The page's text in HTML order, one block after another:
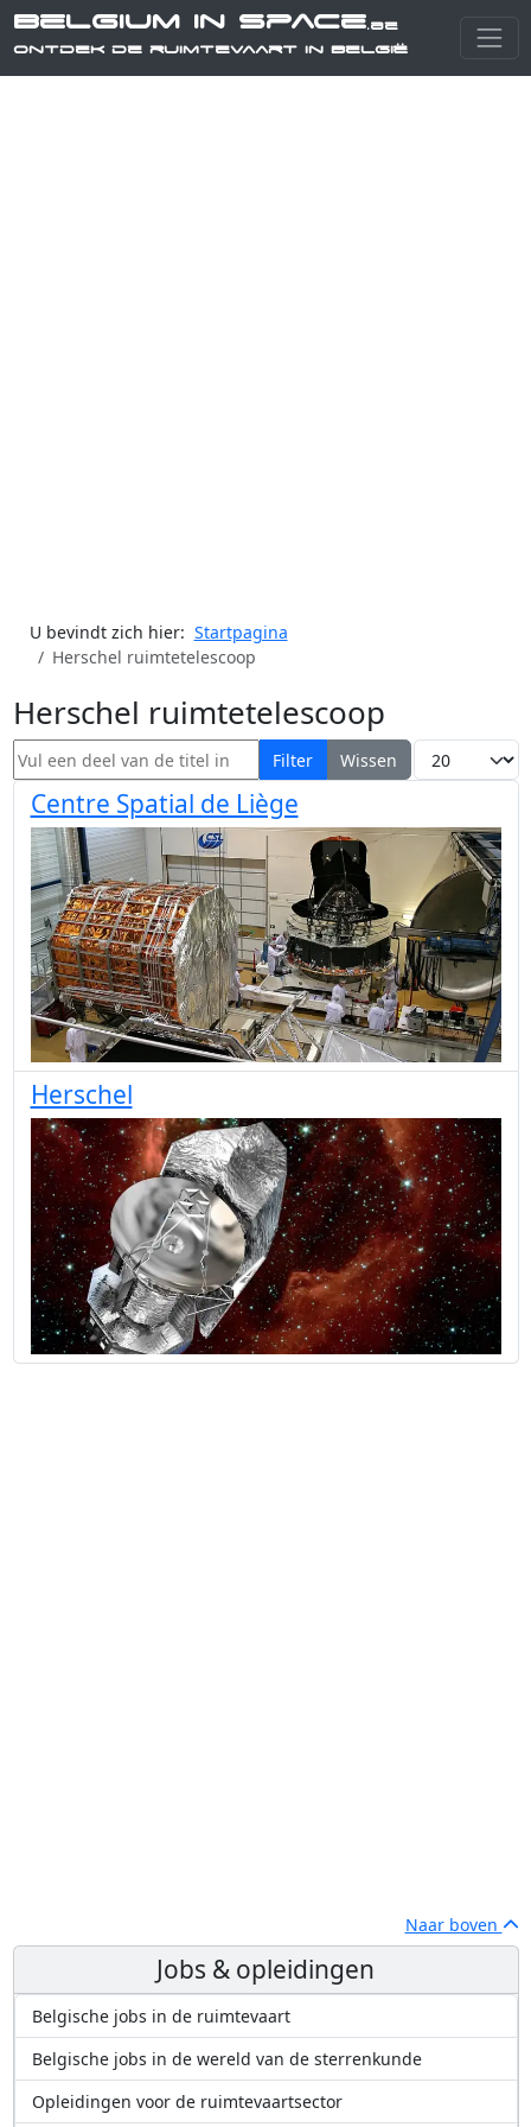
Belgium in Space.be
Ontdek de ruimtevaart in België
U bevindt zich hier: Startpagina
Herschel ruimtetelescoop
Herschel ruimtetelescoop
Vul een deel van de titel in Filter Wissen Toon #
Centre Spatial de Liège
Herschel
Naar boven
Jobs & opleidingen
Belgische jobs in de ruimtevaart
Belgische jobs in de wereld van de sterrenkunde
Opleidingen voor de ruimtevaartsector